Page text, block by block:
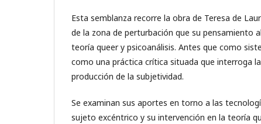
Esta semblanza recorre la obra de Teresa de
de la zona de perturbación que su pensamiento
teoría queer y psicoanálisis. Antes que como
como una práctica crítica situada que interroga
producción de la subjetividad.
Se examinan sus aportes en torno a las
sujeto excéntrico y su intervención en la teoría